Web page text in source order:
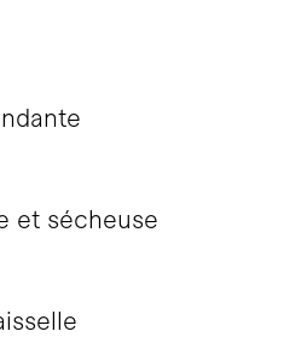
et sécheuse